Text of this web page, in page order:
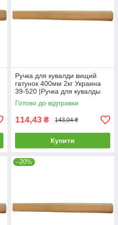
Ручка для кувалди вищий
гатунок 400мм 2кг Украина
39-520 |Ручка для кувалды
высший сорт 400мм 2кг
Украина
Готово до відправки
114,43 ₴ 143,04 ₴
Купити
–20%